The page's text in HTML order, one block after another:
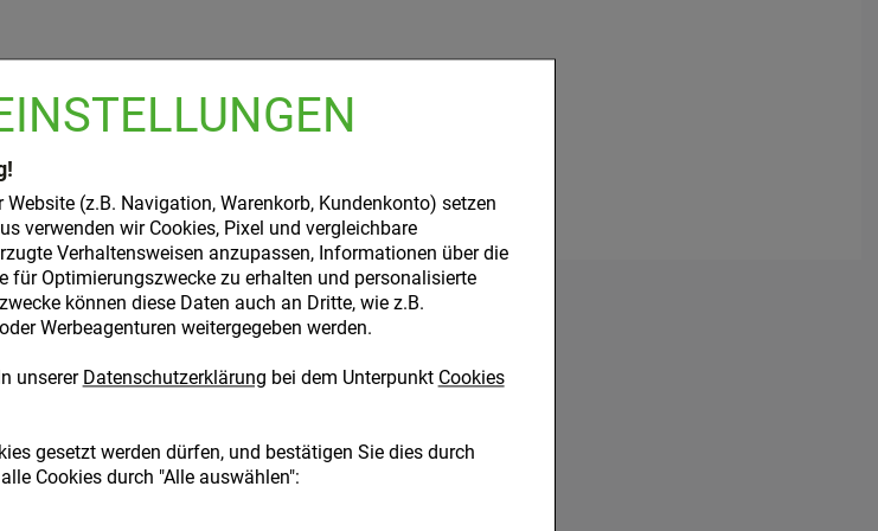
(z.B. Navigation, Warenkorb, Kundenkonto) setzen
verwenden wir Cookies, Pixel und vergleichbare
Verhaltensweisen anzupassen, Informationen über die
für Optimierungszwecke zu erhalten und personalisierte
können diese Daten auch an Dritte, wie z.B.
Werbeagenturen weitergegeben werden.
unserer Datenschutzerklärung bei dem Unterpunkt Cookies
gesetzt werden dürfen, und bestätigen Sie dies durch
Cookies durch "Alle auswählen":
FÜR FOLGENDE ARTIKEL ENTSCHIEDEN
-41,5%